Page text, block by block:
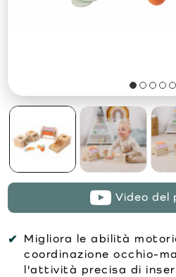
Video del
Migliora le abilità
coordinazione occhio-
l'attività precisa di